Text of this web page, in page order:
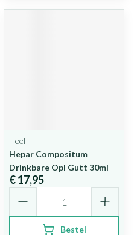
Heel
Hepar Compositum
Drinkbare Opl Gutt 30ml
€ 17,95
Bestel